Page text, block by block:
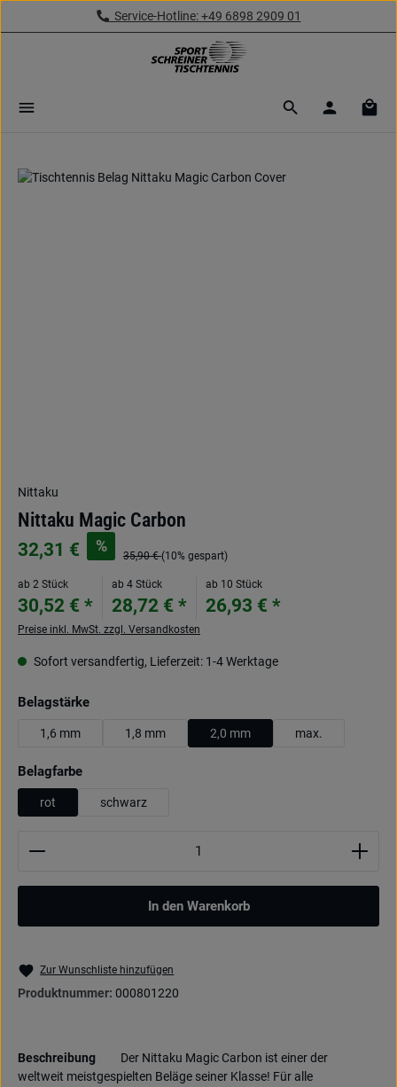
Zum Hauptinhalt springenService-Hotline: +49 6898 2909 01
Bildergalerie überspringen
Nittaku
Nittaku Magic Carbon
32,31 € %
35,90 €(10% gespart)
ab 2 Stück
30,52 € *
ab 4 Stück
28,72 € *
ab 10 Stück
26,93 € *
Preise inkl. MwSt. zzgl. Versandkosten
Sofort versandfertig, Lieferzeit: 1-4 Werktage
Belagstärkeauswählen
1,6 mm 1,8 mm 2,0 mm max.
Belagfarbeauswählen
rot schwarz
Produkt Anzahl: Gib den gewünschten Wert ein
In den Warenkorb
Zur Wunschliste hinzufügen
Produktnummer: 000801220
Beschreibung
Der Nittaku Magic Carbon ist einer der
weltweit meistgespielten Beläge seiner Klasse! Für alle